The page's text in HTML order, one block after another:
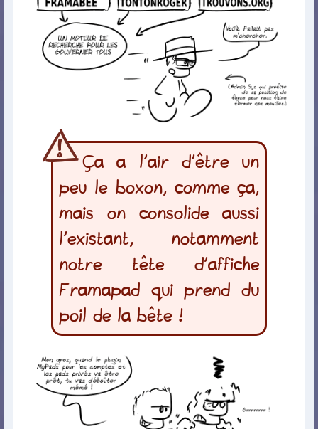
Ça a l’air d’être un
peu le boxon, comme ça,
mais on consolide aussi
l’existant, notamment
notre tête d’affiche
Framapad qui prend du
poil de la bête !